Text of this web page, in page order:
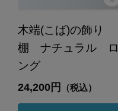
木端(こば)の飾り
棚 ナチュラル ロ
ング
24,200円 （税込）